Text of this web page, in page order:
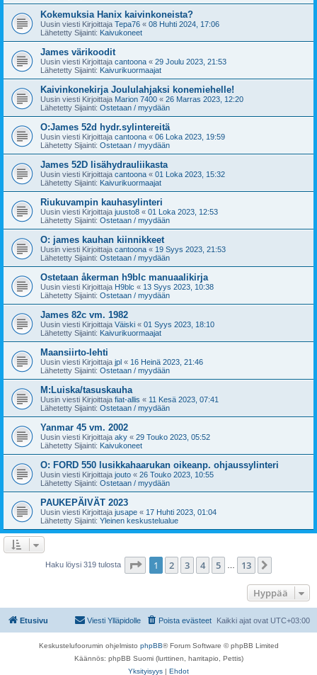
Kokemuksia Hanix kaivinkoneista?
Uusin viesti Kirjoittaja Tepa76 « 08 Huhti 2024, 17:06
Lähetetty Sijainti: Kaivukoneet
James värikoodit
Uusin viesti Kirjoittaja cantoona « 29 Joulu 2023, 21:53
Lähetetty Sijainti: Kaivurikuormaajat
Kaivinkonekirja Joululahjaksi konemiehelle!
Uusin viesti Kirjoittaja Marion 7400 « 26 Marras 2023, 12:20
Lähetetty Sijainti: Ostetaan / myydään
O:James 52d hydr.sylintereitä
Uusin viesti Kirjoittaja cantoona « 06 Loka 2023, 19:59
Lähetetty Sijainti: Ostetaan / myydään
James 52D lisähydrauliikasta
Uusin viesti Kirjoittaja cantoona « 01 Loka 2023, 15:32
Lähetetty Sijainti: Kaivurikuormaajat
Riukuvampin kauhasylinteri
Uusin viesti Kirjoittaja juusto8 « 01 Loka 2023, 12:53
Lähetetty Sijainti: Ostetaan / myydään
O: james kauhan kiinnikkeet
Uusin viesti Kirjoittaja cantoona « 19 Syys 2023, 21:53
Lähetetty Sijainti: Ostetaan / myydään
Ostetaan åkerman h9blc manuaalikirja
Uusin viesti Kirjoittaja H9blc « 13 Syys 2023, 10:38
Lähetetty Sijainti: Ostetaan / myydään
James 82c vm. 1982
Uusin viesti Kirjoittaja Väiski « 01 Syys 2023, 18:10
Lähetetty Sijainti: Kaivurikuormaajat
Maansiirto-lehti
Uusin viesti Kirjoittaja jpl « 16 Heinä 2023, 21:46
Lähetetty Sijainti: Ostetaan / myydään
M:Luiska/tasuskauha
Uusin viesti Kirjoittaja fiat-allis « 11 Kesä 2023, 07:41
Lähetetty Sijainti: Ostetaan / myydään
Yanmar 45 vm. 2002
Uusin viesti Kirjoittaja aky « 29 Touko 2023, 05:52
Lähetetty Sijainti: Kaivukoneet
O: FORD 550 lusikkahaarukan oikeanp. ohjaussylinteri
Uusin viesti Kirjoittaja jouto « 26 Touko 2023, 10:55
Lähetetty Sijainti: Ostetaan / myydään
PAUKEPÄIVÄT 2023
Uusin viesti Kirjoittaja jusape « 17 Huhti 2023, 01:04
Lähetetty Sijainti: Yleinen keskustelualue
Haku löysi 319 tulosta Sivu /13
1 2 3 4 5 13
Hyppää
Etusivu Kaikki ajat ovat UTC+03:00
Poista evästeet
Viesti Ylläpidolle
Keskustelufoorumin ohjelmisto phpBB® Forum Software © phpBB Limited
Käännös: phpBB Suomi (lurttinen, harritapio, Pettis)
Yksityisyys | Ehdot